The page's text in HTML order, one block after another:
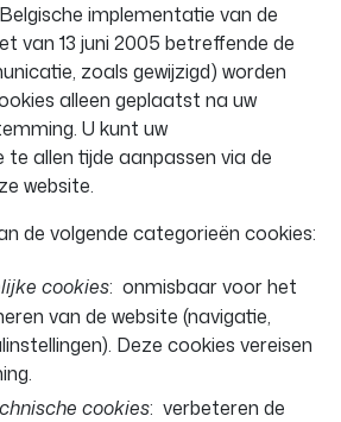
implementatie van de
van 13 juni 2005 betreffende de
zoals gewijzigd) worden
alleen geplaatst na uw
U kunt uw
allen tijde aanpassen via de
website.
de volgende categorieën cookies:
cookies: onmisbaar voor het
van de website (navigatie,
Deze cookies vereisen
cookies: verbeteren de